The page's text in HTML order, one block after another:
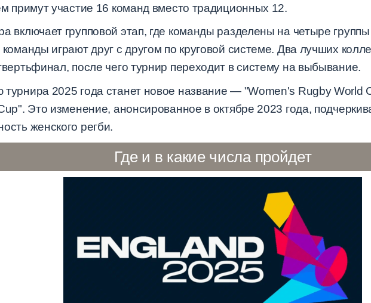
примут участие 16 команд вместо традиционных 12.
включает групповой этап, где команды разделены на четыре
команды играют друг с другом по круговой системе. Два лучших
после чего турнир переходит в систему на выбывание.
2025 года станет новое название — "Women's Rugby World
Это изменение, анонсированное в октябре 2023 года,
женского регби.
Где и в какие числа пройдет